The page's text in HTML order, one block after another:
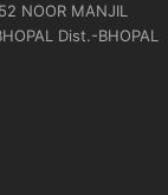
NOOR MANJIL
Dist.-BHOPAL